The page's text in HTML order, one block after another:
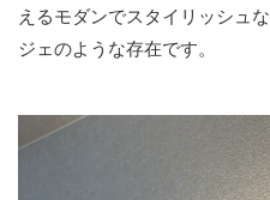
えるモダンでスタイリッシュ
ジェのような存在です。